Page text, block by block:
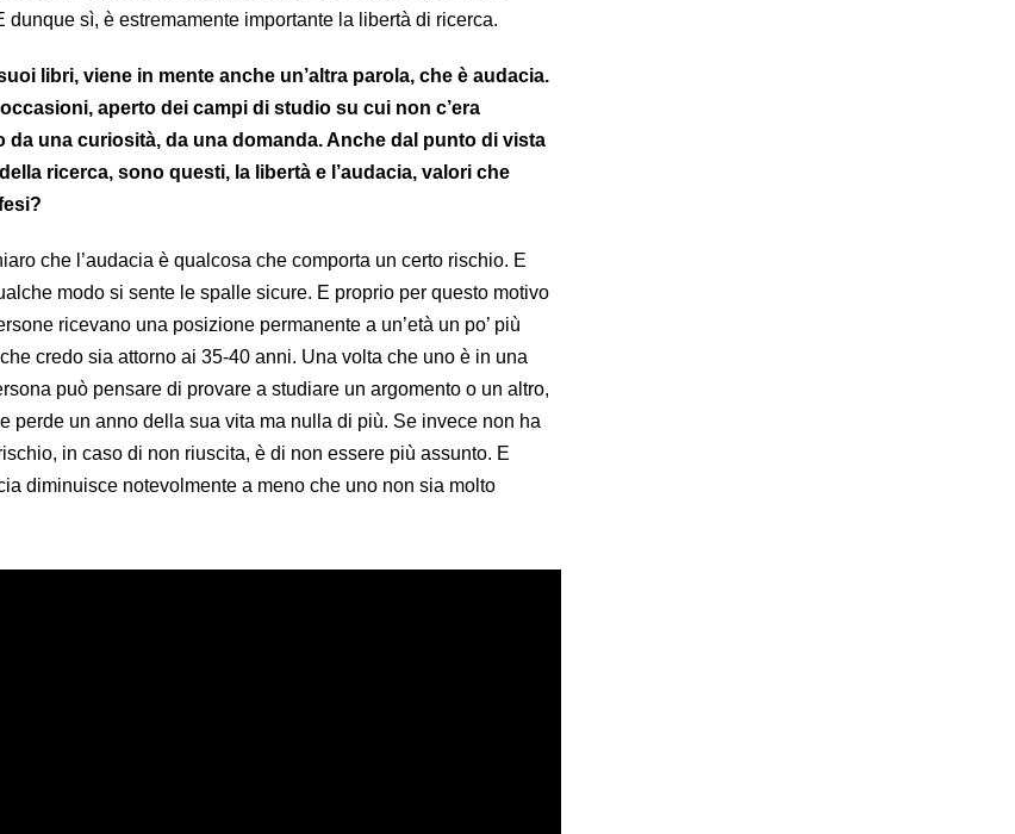
sì, è estremamente importante la libertà di ricerca.
libri, viene in mente anche un’altra parola, che è audacia.
aperto dei campi di studio su cui non c’era
da una curiosità, da una domanda. Anche dal punto di vista
ricerca, sono questi, la libertà e l’audacia, valori che
che l’audacia è qualcosa che comporta un certo rischio. E
modo si sente le spalle sicure. E proprio per questo motivo
ricevano una posizione permanente a un’età un po’ più
credo sia attorno ai 35-40 anni. Una volta che uno è in una
può pensare di provare a studiare un argomento o un altro,
perde un anno della sua vita ma nulla di più. Se invece non ha
in caso di non riuscita, è di non essere più assunto. E
diminuisce notevolmente a meno che uno non sia molto